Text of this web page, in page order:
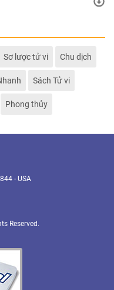
Sơ lược tử vi Chu dịch
Sách Tử vi
Phong thủy
- USA
Reserved.